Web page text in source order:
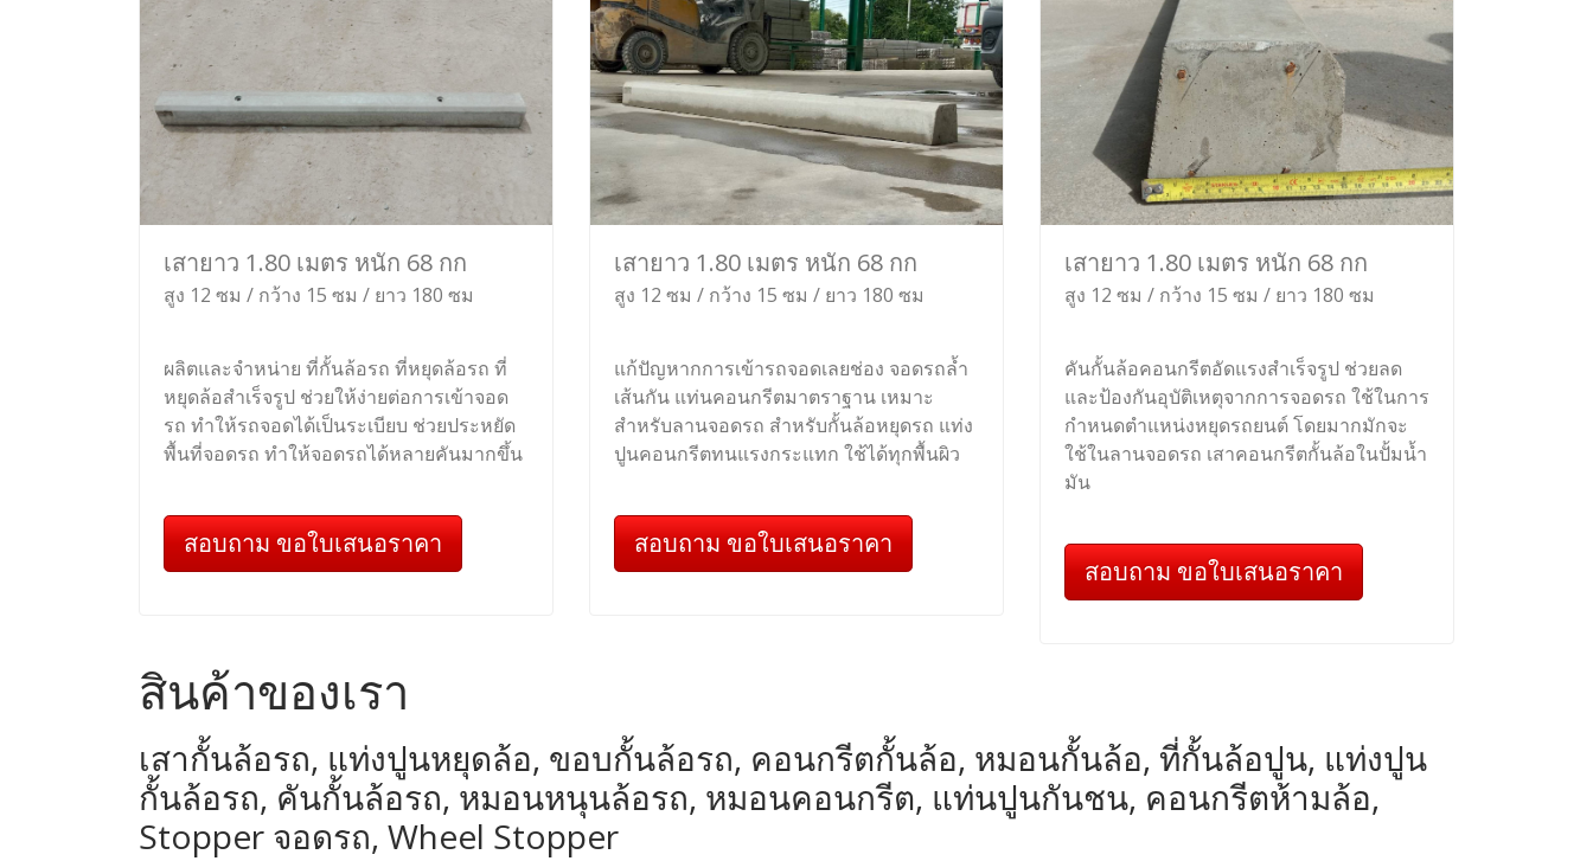
เสายาว 1.80 เมตร หนัก 68 กก
สูง 12 ซม / กว้าง 15 ซม / ยาว 180 ซม
ผลิตและจำหน่าย ที่กั้นล้อรถ ที่หยุดล้อรถ ที่
หยุดล้อสำเร็จรูป ช่วยให้ง่ายต่อการเข้าจอด
รถ ทำให้รถจอดได้เป็นระเบียบ ช่วยประหยัด
พื้นที่จอดรถ ทำให้จอดรถได้หลายคันมากขึ้น
สอบถาม ขอใบเสนอราคา
เสายาว 1.80 เมตร หนัก 68 กก
สูง 12 ซม / กว้าง 15 ซม / ยาว 180 ซม
แก้ปัญหากการเข้ารถจอดเลยช่อง จอดรถล้ำ
เส้นกัน แท่นคอนกรีตมาตราฐาน เหมาะ
สำหรับลานจอดรถ สำหรับกั้นล้อหยุดรถ แท่ง
ปูนคอนกรีตทนแรงกระแทก ใช้ได้ทุกพื้นผิว
สอบถาม ขอใบเสนอราคา
เสายาว 1.80 เมตร หนัก 68 กก
สูง 12 ซม / กว้าง 15 ซม / ยาว 180 ซม
คันกั้นล้อคอนกรีตอัดแรงสำเร็จรูป ช่วยลด
และป้องกันอุบัติเหตุจากการจอดรถ ใช้ในการ
กำหนดตำแหน่งหยุดรถยนต์ โดยมากมักจะ
ใช้ในลานจอดรถ เสาคอนกรีตกั้นล้อในปั้มน้ำ
มัน
สอบถาม ขอใบเสนอราคา
สินค้าของเรา
เสากั้นล้อรถ, แท่งปูนหยุดล้อ, ขอบกั้นล้อรถ, คอนกรีตกั้นล้อ, หมอนกั้นล้อ, ที่กั้นล้อปูน, แท่งปูน
กั้นล้อรถ, คันกั้นล้อรถ, หมอนหนุนล้อรถ, หมอนคอนกรีต, แท่นปูนกันชน, คอนกรีตห้ามล้อ,
Stopper จอดรถ, Wheel Stopper